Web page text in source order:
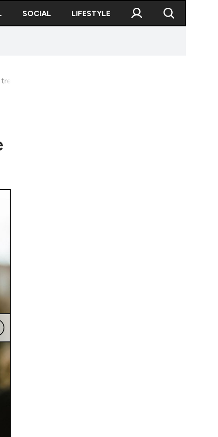
SOCIAL LIFESTYLE
să dea înapoi bonusul de pensionare de aproape